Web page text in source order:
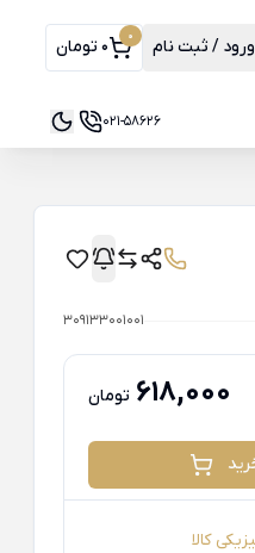
ورود / ثبت نام 0 0 تومان
021-58626
309133001001
618,000 تومان
کالا